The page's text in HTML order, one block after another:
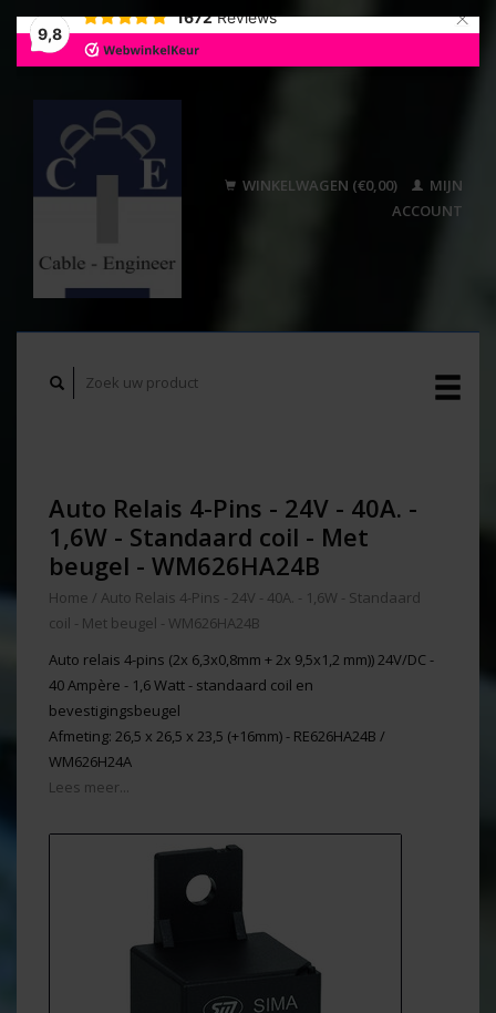
9,8
1672 Reviews ×
WINKELWAGEN (€0,00)
MIJN
ACCOUNT
Auto Relais 4-Pins - 24V - 40A. -
1,6W - Standaard coil - Met
beugel - WM626HA24B
Home / Auto Relais 4-Pins - 24V - 40A. - 1,6W - Standaard
coil - Met beugel - WM626HA24B
Auto relais 4-pins (2x 6,3x0,8mm + 2x 9,5x1,2 mm)) 24V/DC -
40 Ampère - 1,6 Watt - standaard coil en
bevestigingsbeugel
Afmeting: 26,5 x 26,5 x 23,5 (+16mm) - RE626HA24B /
WM626H24A
Lees meer...